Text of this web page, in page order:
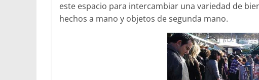
este espacio para intercambiar una variedad de
hechos a mano y objetos de segunda mano.